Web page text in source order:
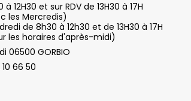
12H30 et sur RDV de 13H30 à 17H
les Mercredis)
de 8h30 à 12h30 et de 13H30 à 17H
les horaires d'après-midi)
06500 GORBIO
66 50